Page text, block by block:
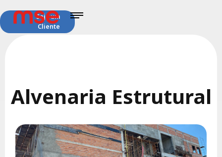
Seja um
Cliente
Alvenaria Estrutural